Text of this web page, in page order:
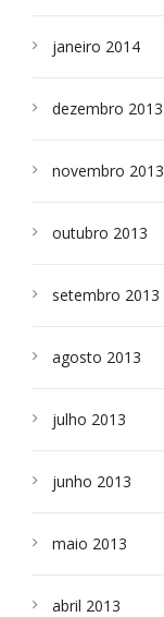
janeiro 2014
dezembro 2013
novembro 2013
outubro 2013
setembro 2013
agosto 2013
julho 2013
junho 2013
maio 2013
abril 2013